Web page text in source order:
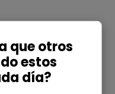
sobre 1
que otros
estos
día?